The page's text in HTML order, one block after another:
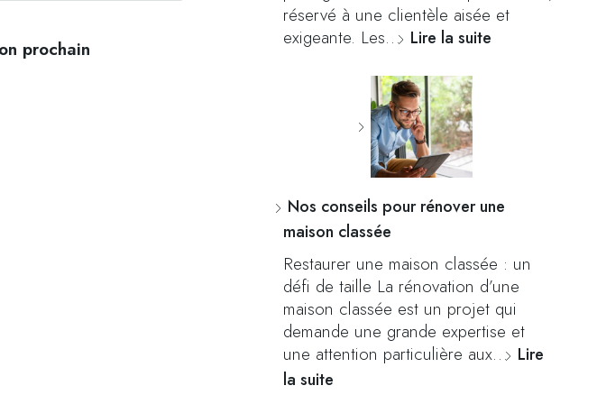
prochain
réservé à une clientèle aisée et
exigeante. Les… Lire la suite
Nos conseils pour rénover une
maison classée
Restaurer une maison classée : un
défi de taille La rénovation d’une
maison classée est un projet qui
demande une grande expertise et
une attention particulière aux… Lire
la suite